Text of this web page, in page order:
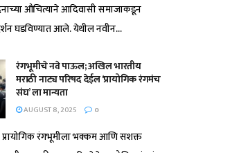
औचित्याने आदिवासी समाजाकडून
घडविण्यात आले. येथील नवीन...
रंगभूमीचे नवे पाऊल; अखिल भारतीय
मराठी नाट्य परिषद देईल ‘प्रायोगिक रंगमंच
संघ’ ला मान्यता
AUGUST 8, 2025 0
रंगभूमीला भक्कम आणि सशक्त